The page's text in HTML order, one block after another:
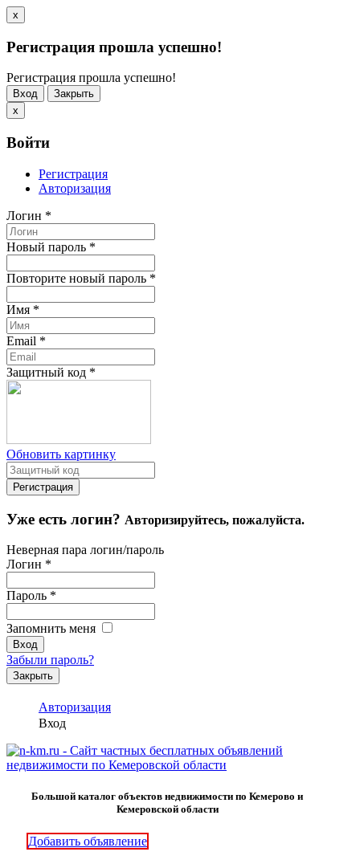
x
Регистрация прошла успешно!
Регистрация прошла успешно!
Вход
Закрыть
x
Войти
Регистрация
Авторизация
Логин *
Новый пароль *
Повторите новый пароль *
Имя *
Email *
Защитный код *
Обновить картинку
Уже есть логин? Авторизируйтесь, пожалуйста.
Неверная пара логин/пароль
Логин *
Пароль *
Запомнить меня
Забыли пароль?
Закрыть
Авторизация
Вход
Большой каталог объектов недвижимости по Кемерово и
Кемеровской области
Добавить объявление